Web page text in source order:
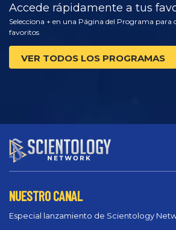
Accede rápidamente a tus
Selecciona + en una Página del Programa para
favoritos
VER TODOS LOS PROGRAMAS
NUESTRO CANAL
Especial lanzamiento de Scientology